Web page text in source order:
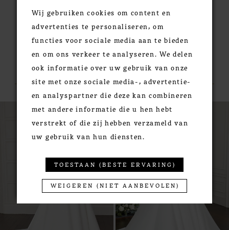
underlay that shimmers as you move while modern
sequined and beaded lace appliqués are hand placed
on top. Matte lace appliqués finish off the hem and
continue around the back to create a gorgeous
scalloped cathedral length train. It's finished with a
soft jersey lining and covered buttons down the
back. For added modesty, this style can also come
with the bodice lined to the side seams.
RELATED PRODUCTS
Products
Carousel
Wij gebruiken cookies om content en
advertenties te personaliseren, om
functies voor sociale media aan te bieden
en om ons verkeer te analyseren. We delen
ook informatie over uw gebruik van onze
site met onze sociale media-, advertentie-
en analyspartner die deze kan combineren
met andere informatie die u hen hebt
verstrekt of die zij hebben verzameld van
uw gebruik van hun diensten.
TOESTAAN (BESTE ERVARING)
WEIGEREN (NIET AANBEVOLEN)